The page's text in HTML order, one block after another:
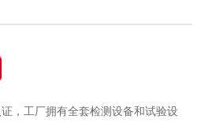
证，工厂拥有全套检测设备和试验设